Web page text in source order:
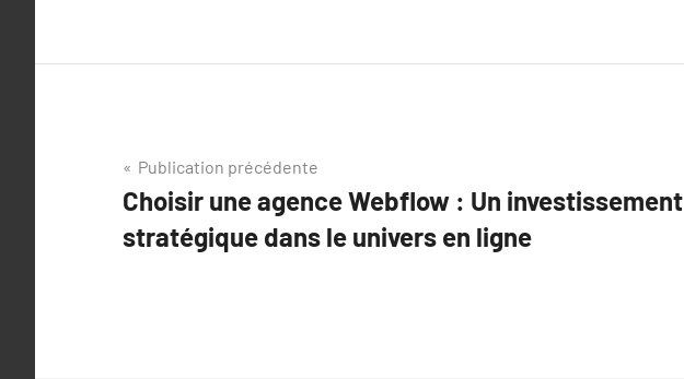
Navigation
de
l’article
Publication précédente
Choisir une agence Webflow : Un investissement
stratégique dans le univers en ligne